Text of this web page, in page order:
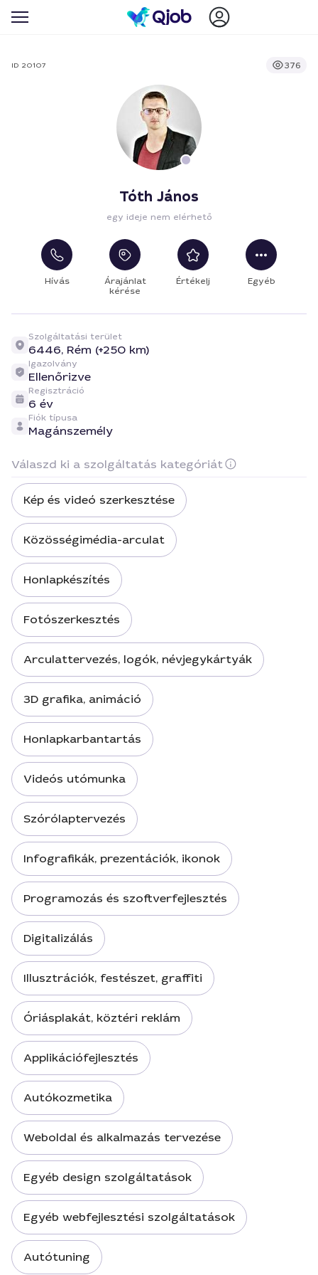
ID 20107 376
Tóth János
egy ideje nem elérhető
Hívás
Árajánlat
kérése
Értékelj Egyéb
Szolgáltatási terület
6446, Rém (+250 km)
Igazolvány
Ellenőrizve
Regisztráció
6 év
Fiók típusa
Magánszemély
Válaszd ki a szolgáltatás kategóriát
Kép és videó szerkesztése
Közösségimédia-arculat
Honlapkészítés
Fotószerkesztés
Arculattervezés, logók, névjegykártyák
3D grafika, animáció
Honlapkarbantartás
Videós utómunka
Szórólaptervezés
Infografikák, prezentációk, ikonok
Programozás és szoftverfejlesztés
Digitalizálás
Illusztrációk, festészet, graffiti
Óriásplakát, köztéri reklám
Applikációfejlesztés
Autókozmetika
Weboldal és alkalmazás tervezése
Egyéb design szolgáltatások
Egyéb webfejlesztési szolgáltatások
Autótuning